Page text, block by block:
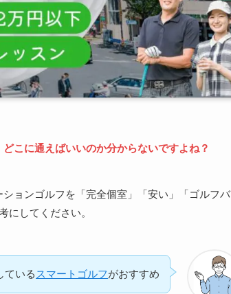
どこに通えばいいのか分からないですよね？
ョンゴルフを「完全個室」「安い」「ゴルフバ
にしてください。
ている スマートゴルフがおすすめ